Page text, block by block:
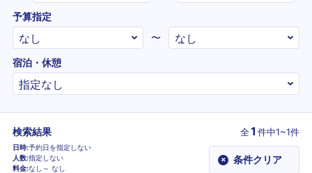
予算指定
〜
宿泊・休憩
検索結果 全1 件中1~1件
日時 予約日を指定しない
人数 指定しない
料金 なし～ なし
× 条件クリア